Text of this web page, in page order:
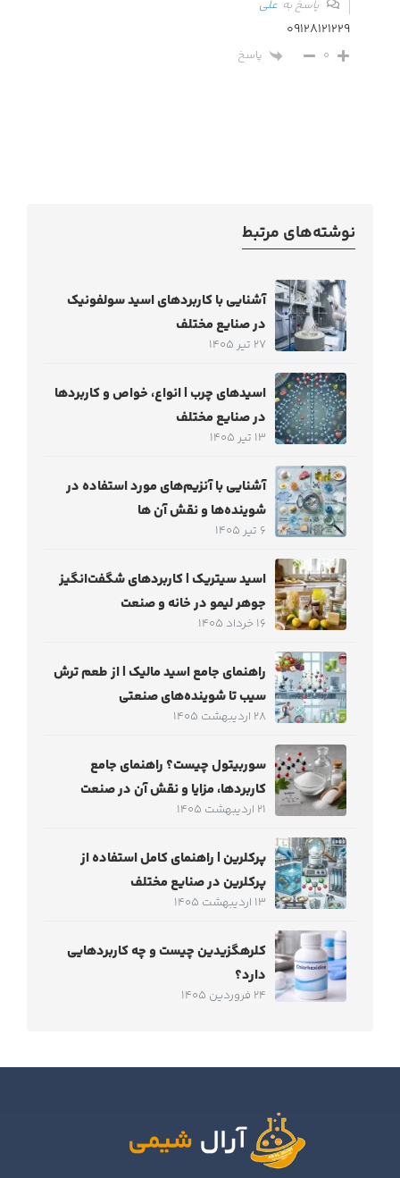
پاسخ به علی
09128121229
0 پاسخ
نوشته‌های مرتبط
آشنایی با کاربردهای اسید سولفونیک
در صنایع مختلف
27 تیر 1405
اسیدهای چرب | انواع، خواص و کاربردها
در صنایع مختلف
13 تیر 1405
آشنایی با آنزیم‌های مورد استفاده در
شوینده‌ها و نقش آن ها
6 تیر 1405
اسید سیتریک | کاربردهای شگفت‌انگیز
جوهر لیمو در خانه و صنعت
16 خرداد 1405
راهنمای جامع اسید مالیک | از طعم ترش
سیب تا شوینده‌های صنعتی
28 اردیبهشت 1405
سوربیتول چیست؟ راهنمای جامع
کاربردها، مزایا و نقش آن در صنعت
21 اردیبهشت 1405
پرکلرین | راهنمای کامل استفاده از
پرکلرین در صنایع مختلف
13 اردیبهشت 1405
کلرهگزیدین چیست و چه کاربردهایی
دارد؟
24 فروردین 1405